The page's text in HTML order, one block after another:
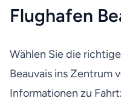
Flughafen
Wählen Sie die
Beauvais ins Zentrum
Informationen zu